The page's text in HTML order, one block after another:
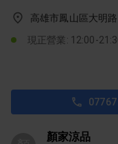
高雄市鳳山區大明
現正營業: 12:00-
顏家涼品